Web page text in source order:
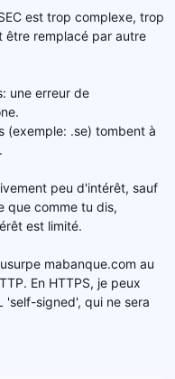
est trop complexe, trop
être remplacé par autre
une erreur de
(exemple: .se) tombent à
peu d'intérêt, sauf
que comme tu dis,
est limité.
mabanque.com au
En HTTPS, je peux
'self-signed', qui ne sera